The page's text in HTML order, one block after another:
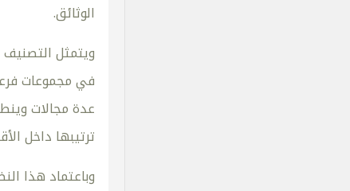
الوثائق.
ويتمثل
في مجموعات
عدة مجالات
ترتيبها داخل
وباعتماد هذا